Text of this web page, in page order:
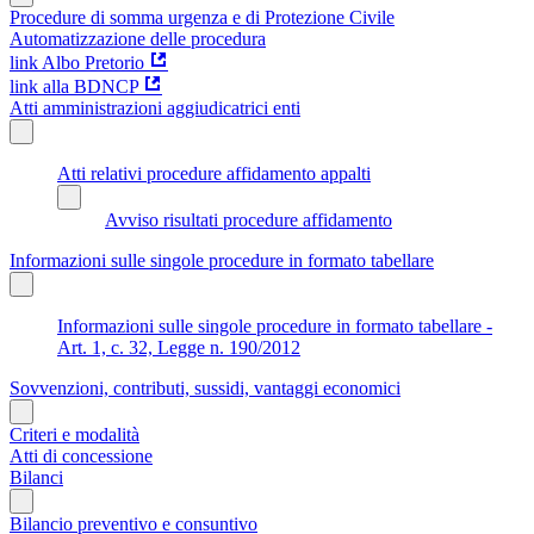
Procedure di somma urgenza e di Protezione Civile
Automatizzazione delle procedura
link Albo Pretorio
link alla BDNCP
Atti amministrazioni aggiudicatrici enti
Atti relativi procedure affidamento appalti
Avviso risultati procedure affidamento
Informazioni sulle singole procedure in formato tabellare
Informazioni sulle singole procedure in formato tabellare -
Art. 1, c. 32, Legge n. 190/2012
Sovvenzioni, contributi, sussidi, vantaggi economici
Criteri e modalità
Atti di concessione
Bilanci
Bilancio preventivo e consuntivo